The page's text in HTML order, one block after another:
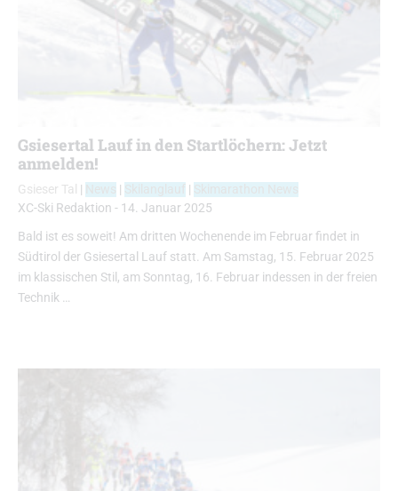
Gsiesertal Lauf in den Startlöchern: Jetzt
anmelden!
Gsieser Tal | | |
XC-Ski Redaktion - 14. Januar 2025
Bald ist es soweit! Am dritten Wochenende im Februar findet in
Südtirol der Gsiesertal Lauf statt. Am Samstag, 15. Februar 2025
im klassischen Stil, am Sonntag, 16. Februar indessen in der freien
Technik …